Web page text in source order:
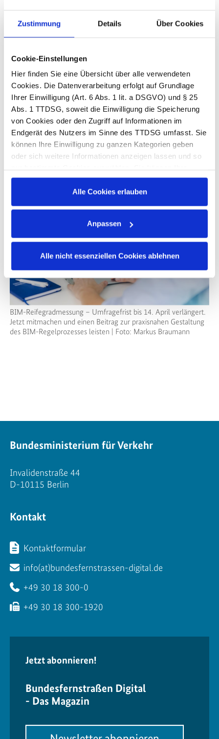
Zustimmung Details Über Cookies
Cookie-Einstellungen
Hier finden Sie eine Übersicht über alle verwendeten
Cookies. Die Datenverarbeitung erfolgt auf Grundlage
Ihrer Einwilligung (Art. 6 Abs. 1 lit. a DSGVO) und § 25
Abs. 1 TTDSG, soweit die Einwilligung die Speicherung
von Cookies oder den Zugriff auf Informationen im
Endgerät des Nutzers im Sinne des TTDSG umfasst. Sie
können Ihre Einwilligung zu ganzen Kategorien geben
oder sich weitere Informationen anzeigen lassen und so
Einwilligung jederzeit mit Wirkung für die Zukunft
widerrufen. Weitere Einzelheiten zur Einwilligung und
zum Widerruf (z.B. wo und wie Sie Ihren Widerruf
Datenschutzerklärung|Impressum
Alle Cookies erlauben
Anpassen
Alle nicht essenziellen Cookies ablehnen
Die Teilnahme erfolgt anonym. Die Ergebnisse
fließen in die weitere BIM-Ausrichtung ein und
Bauprozessen sowie zur Zukunfts- und
Wettbewerbsfähigkeit der Planungs- und
Bauwirtschaft in Deutschland.
Hier geht es zur Umfrage
Alle News im Überblick
BIM-Reifegradmessung – Umfragefrist bis 14. April verlängert.
Jetzt mitmachen und einen Beitrag zur praxisnahen Gestaltung
des BIM-Regelprozesses leisten | Foto: Markus Braumann
Bundesministerium für Verkehr
Invalidenstraße 44
D-10115 Berlin
Kontakt
Kontaktformular
info(at)bundesfernstrassen-digital.de
+49 30 18 300-0
+49 30 18 300-1920
Jetzt abonnieren!
Bundesfernstraßen Digital
- Das Magazin